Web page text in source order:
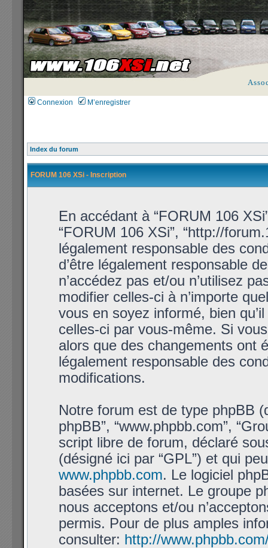
Connexion M’enregistrer
Index du forum
FORUM 106 XSi - Inscription
En accédant à “FORUM 106
“FORUM 106 XSi”, “http://
légalement responsable des
d’être légalement responsable
n’accédez pas et/ou n’utilisez
modifier celles-ci à n’importe
vous en soyez informé, bien
celles-ci par vous-même. Si
alors que des changements ont
légalement responsable des
modifications.
Notre forum est de type phpBB
phpBB”, “www.phpbb.com”,
script libre de forum, déclaré
(désigné ici par “GPL”) et qui
www.phpbb.com. Le logiciel
basées sur internet. Le groupe
nous acceptons et/ou
permis. Pour de plus amples
consulter: http://